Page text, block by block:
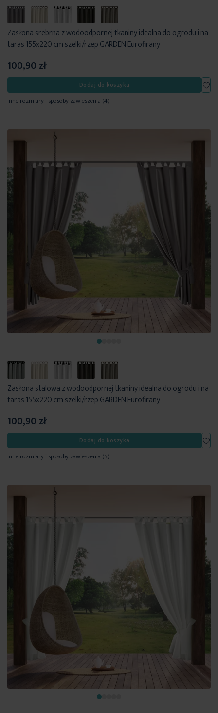
Zasłona srebrna z wodoodpornej tkaniny idealna do ogrodu i na
taras 155x220 cm szelki/rzep GARDEN Eurofirany
100,90 zł
Dodaj do koszyka
Inne rozmiary i sposoby zawieszenia (4)
Zasłona stalowa z wodoodpornej tkaniny idealna do ogrodu i na
taras 155x220 cm szelki/rzep GARDEN Eurofirany
100,90 zł
Dodaj do koszyka
Inne rozmiary i sposoby zawieszenia (5)